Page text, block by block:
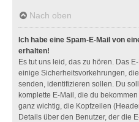
Nach oben
Ich habe eine Spam-E-Mail von
erhalten!
Es tut uns leid, das zu hören. Das
einige Sicherheitsvorkehrungen,
senden, identifizieren sollen. Du
komplette E-Mail, die du
ganz wichtig, die Kopfzeilen
Details über den Benutzer, der die